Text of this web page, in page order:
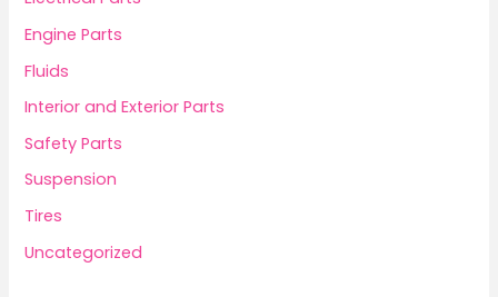
Engine Parts
Fluids
Interior and Exterior Parts
Safety Parts
Suspension
Tires
Uncategorized